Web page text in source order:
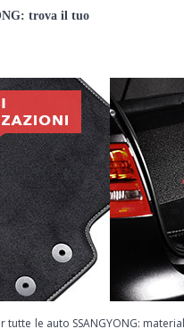
trova il tuo
le auto SSANGYONG: